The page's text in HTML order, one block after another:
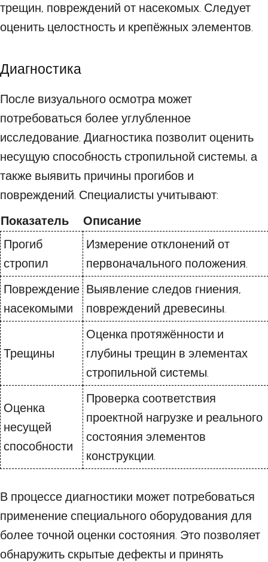
трещин, повреждений от насекомых. Следует
оценить целостность и крепёжных элементов.
Диагностика
После визуального осмотра может
потребоваться более углубленное
исследование. Диагностика позволит оценить
несущую способность стропильной системы, а
также выявить причины прогибов и
повреждений. Специалисты учитывают:
Показатель
Описание
Прогиб
стропил
Измерение отклонений от
первоначального положения.
Повреждение
насекомыми
Выявление следов гниения,
повреждений древесины.
Трещины
Оценка протяжённости и
глубины трещин в элементах
стропильной системы.
Оценка
несущей
способности
Проверка соответствия
проектной нагрузке и реального
состояния элементов
конструкции.
В процессе диагностики может потребоваться
применение специального оборудования для
более точной оценки состояния. Это позволяет
обнаружить скрытые дефекты и принять